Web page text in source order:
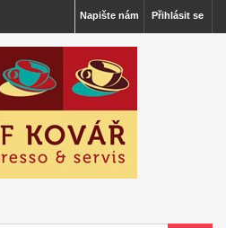
Přihlásit se
Napište nám